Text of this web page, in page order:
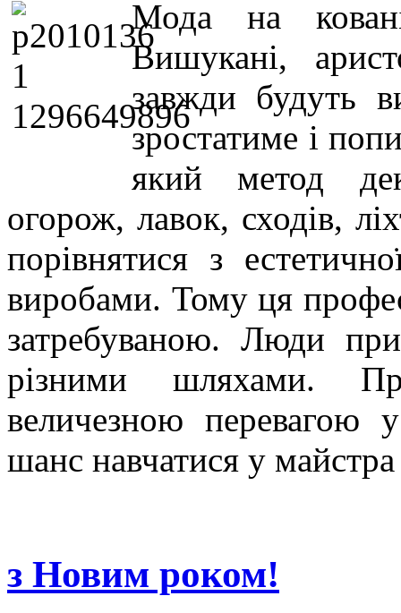
Мода на
Вишукані,
завжди будуть
зростатиме і
який метод
огорож, лавок, сходів,
порівнятися з
виробами. Тому ця
затребуваною. Люди
різними шляхами.
величезною перевагою
шанс навчатися у майстра
з Новим роком!